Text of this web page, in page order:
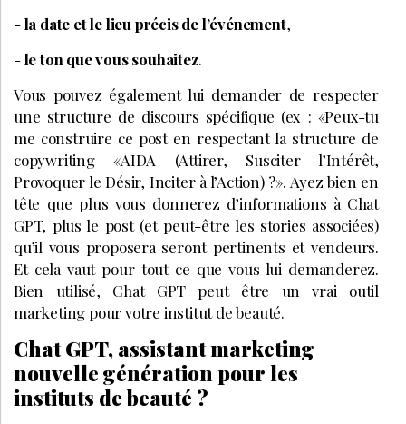
-la date et le lieu précis de l’événement,
-le ton que vous souhaitez.
Vous pouvez également lui demander de respecter
une structure de discours spécifique (ex : «Peux-tu
me construire ce post en respectant la structure de
copywriting «AIDA (Attirer, Susciter l’Intérêt,
Provoquer le Désir, Inciter à l’Action) ?». Ayez bien en
tête que plus vous donnerez d’informations à Chat
GPT, plus le post (et peut-être les stories associées)
qu’il vous proposera seront pertinents et vendeurs.
Et cela vaut pour tout ce que vous lui demanderez.
Bien utilisé, Chat GPT peut être un vrai outil
marketing pour votre institut de beauté.
Chat GPT, assistant marketing
nouvelle génération pour les
instituts de beauté ?